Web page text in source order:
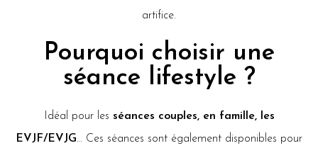
artifice.
Pourquoi choisir une
séance lifestyle ?
Idéal pour les séances couples, en famille, les
EVJF/EVJG… Ces séances sont également disponibles pour